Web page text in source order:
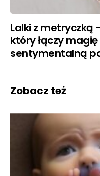
Lalki z metryczką
który łączy
sentymentalną
Zobacz też